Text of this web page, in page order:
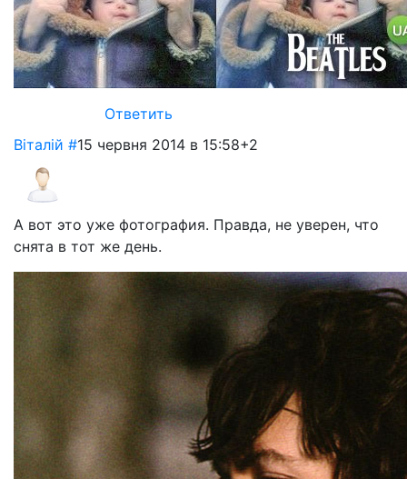
Ответить
Віталій #15 червня 2014 в 15:58+2
А вот это уже фотография. Правда, не уверен, что
снята в тот же день.